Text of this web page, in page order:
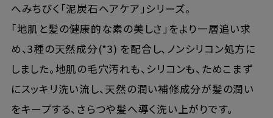
へみちびく「泥炭石ヘアケア」シリーズ。
「地肌と髪の健康的な素の美しさ」をより一層追い求
め、3種の天然成分(*3) を配合し、ノンシリコン処方に
しました。地肌の毛穴汚れも、シリコンも、ためこまず
にスッキリ洗い流し、天然の潤い補修成分が髪の潤い
をキープする、さらつや髪へ導く洗い上がりです。